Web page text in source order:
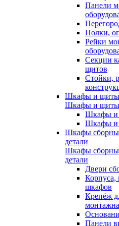
Панели
Полки,
Рейки
Секции
щитов
Стойки,
Шкафы и щиты
Шкафы и щиты
Шкафы и
Шкафы и
Шкафы
детали
Шкафы
детали
Двери
Корпуса,
шкафов
Крепёж
Панели